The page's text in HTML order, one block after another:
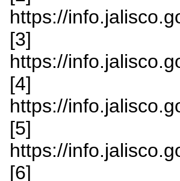
https://
[3]
https://
[4]
https://
[5]
https://
[6]